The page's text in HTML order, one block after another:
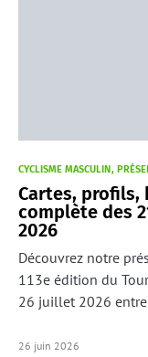
CYCLISME MASCULIN
Cartes,
complète des
2026
Découvrez notre
113e édition du
26 juillet 2026 entre
26 juin 2026